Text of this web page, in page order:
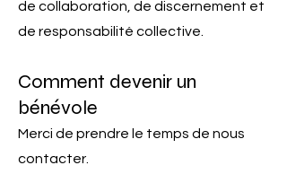
de collaboration, de discernement et
de responsabilité collective.
Comment devenir un
bénévole
Merci de prendre le temps de nous
contacter.